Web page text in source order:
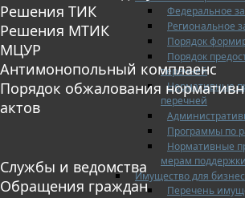
Федеральное
Региональное
Порядок
Порядок
перечней
Нормативные
перечней
Программы по
Нормативные
мерам
Имущество для
Перечень
Решения ТИК
Решения МТИК
МЦУР
Антимонопольный комплаенс
Порядок обжалования
актов
Службы и ведомства
Обращения граждан